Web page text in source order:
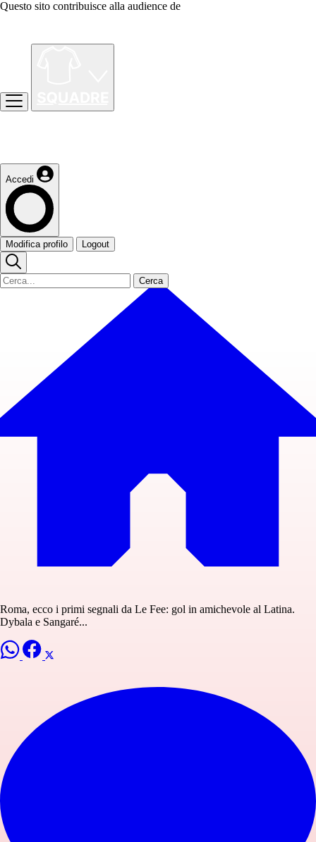
Questo sito contribuisce alla audience de
Accedi
Modifica profilo Logout
Cerca
Roma, ecco i primi segnali da Le Fee: gol in amichevole al Latina.
Dybala e Sangaré...